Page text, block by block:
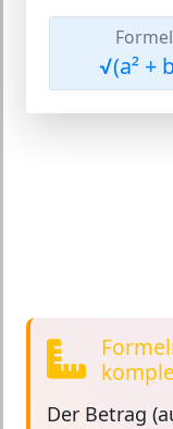
Formel
√(a² +
Der Betrag